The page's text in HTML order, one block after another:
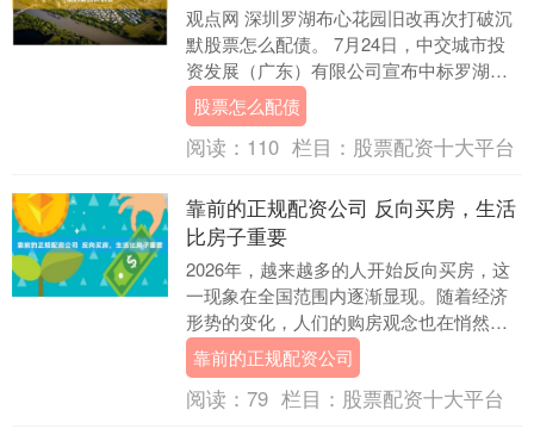
观点网 深圳罗湖布心花园旧改再次打破沉
默股票怎么配债。 7月24日，中交城市投
资发展（广东）有限公司宣布中标罗湖区
东湖街道布心花园一、二、四区城市更新
单元纾困盘....
股票怎么配债
阅读： 110 栏目： 股票配资十大平台
靠前的正规配资公司 反向买房，生活
比房子重要
2026年，越来越多的人开始反向买房，这
一现象在全国范围内逐渐显现。随着经济
形势的变化，人们的购房观念也在悄然改
变。过去，人们在购房时更注重房子的地
段、面积和档....
靠前的正规配资公司
阅读： 79 栏目： 股票配资十大平台